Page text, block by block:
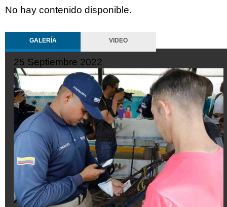
No hay contenido disponible.
GALERÍA VIDEO
25 Septiembre 2022